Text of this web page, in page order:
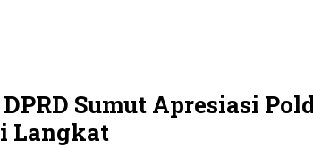
Sumut Apresiasi
Langkat